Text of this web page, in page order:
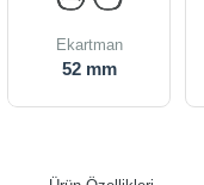
Ekartman
52 mm